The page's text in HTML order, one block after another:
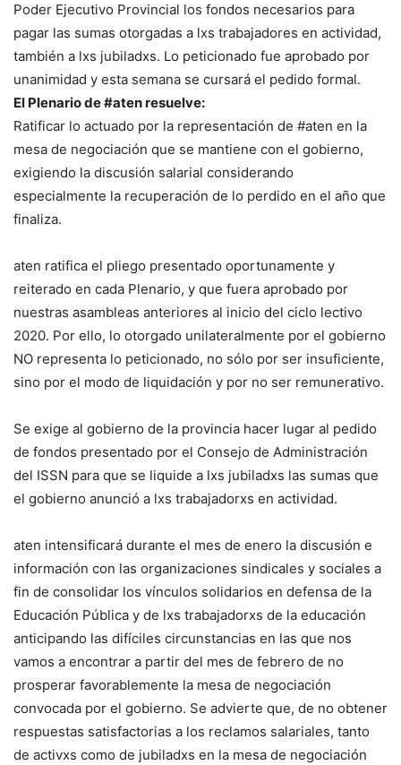
Poder Ejecutivo Provincial los fondos necesarios para
pagar las sumas otorgadas a lxs trabajadores en actividad,
también a lxs jubiladxs. Lo peticionado fue aprobado por
unanimidad y esta semana se cursará el pedido formal.
El Plenario de #aten resuelve:
Ratificar lo actuado por la representación de #aten en la
mesa de negociación que se mantiene con el gobierno,
exigiendo la discusión salarial considerando
especialmente la recuperación de lo perdido en el año que
finaliza.
aten ratifica el pliego presentado oportunamente y
reiterado en cada Plenario, y que fuera aprobado por
nuestras asambleas anteriores al inicio del ciclo lectivo
2020. Por ello, lo otorgado unilateralmente por el gobierno
NO representa lo peticionado, no sólo por ser insuficiente,
sino por el modo de liquidación y por no ser remunerativo.
Se exige al gobierno de la provincia hacer lugar al pedido
de fondos presentado por el Consejo de Administración
del ISSN para que se liquide a lxs jubiladxs las sumas que
el gobierno anunció a lxs trabajadorxs en actividad.
aten intensificará durante el mes de enero la discusión e
información con las organizaciones sindicales y sociales a
fin de consolidar los vínculos solidarios en defensa de la
Educación Pública y de lxs trabajadorxs de la educación
anticipando las difíciles circunstancias en las que nos
vamos a encontrar a partir del mes de febrero de no
prosperar favorablemente la mesa de negociación
convocada por el gobierno. Se advierte que, de no obtener
respuestas satisfactorias a los reclamos salariales, tanto
de activxs como de jubiladxs en la mesa de negociación